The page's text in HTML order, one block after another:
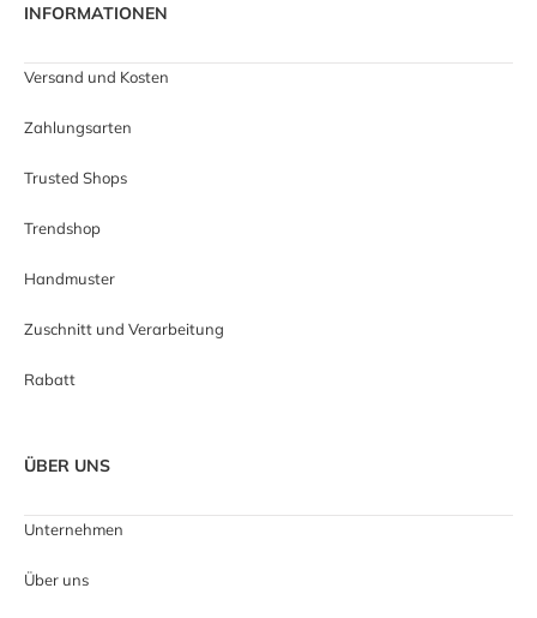
INFORMATIONEN
Versand und Kosten
Zahlungsarten
Trusted Shops
Trendshop
Handmuster
Zuschnitt und Verarbeitung
Rabatt
ÜBER UNS
Unternehmen
Über uns